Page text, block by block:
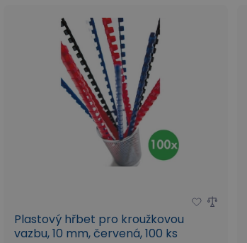
Plastový hřbet pro kroužkovou
vazbu, 10 mm, červená, 100 ks